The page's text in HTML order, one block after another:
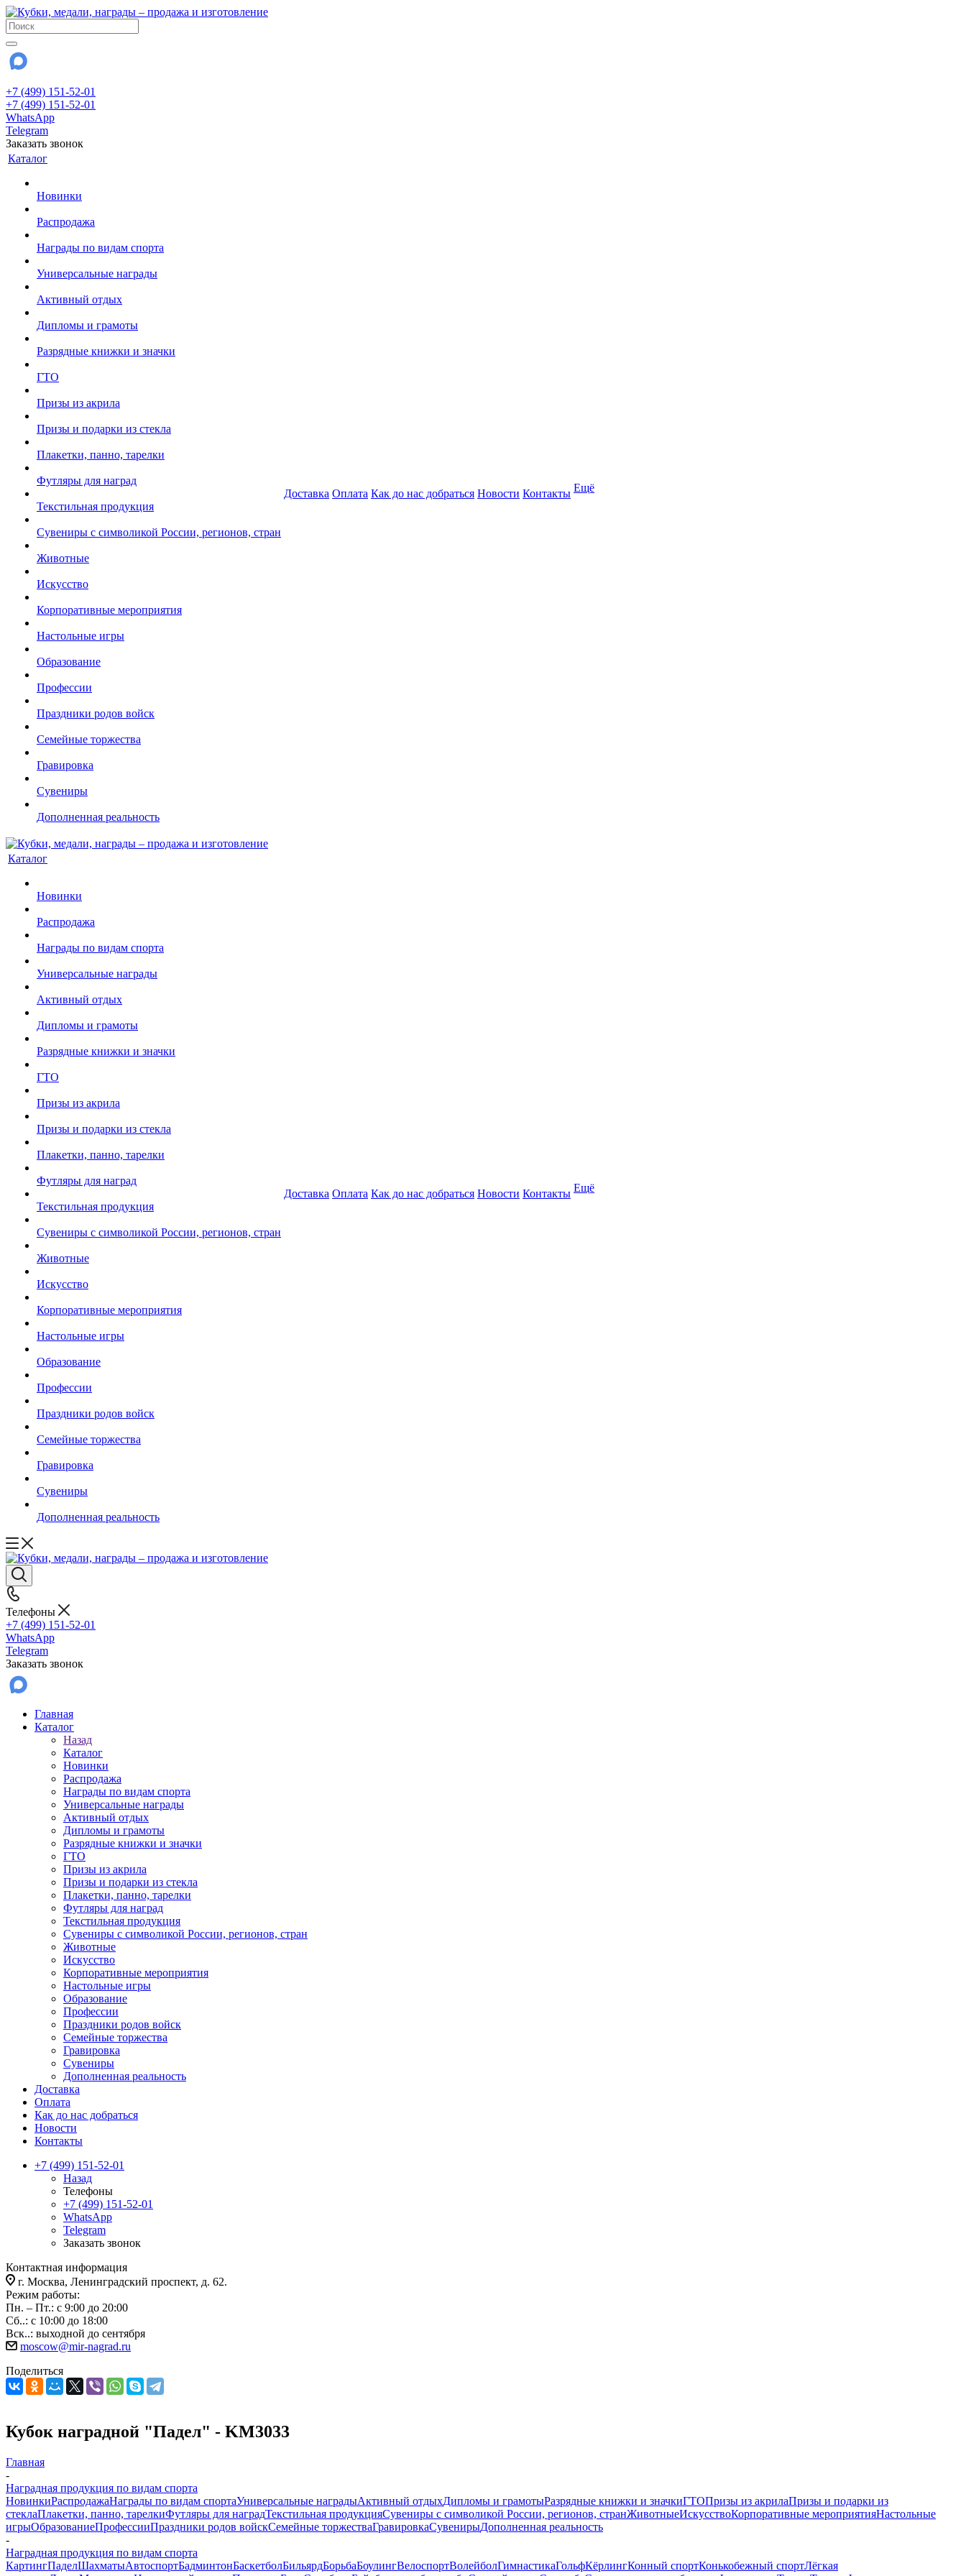
+7 (499) 151-52-01
+7 (499) 151-52-01
WhatsApp
Telegram
Заказать звонок
Каталог
Новинки
Распродажа
Награды по видам спорта
Универсальные награды
Активный отдых
Дипломы и грамоты
Разрядные книжки и значки
ГТО
Призы из акрила
Призы и подарки из стекла
Плакетки, панно, тарелки
Футляры для наград
Текстильная продукция
Сувениры с символикой России, регионов, стран
Животные
Искусство
Корпоративные мероприятия
Настольные игры
Образование
Профессии
Праздники родов войск
Семейные торжества
Гравировка
Сувениры
Дополненная реальность
Доставка Оплата Как до нас добраться Новости Контакты Ещё
Каталог
Новинки
Распродажа
Награды по видам спорта
Универсальные награды
Активный отдых
Дипломы и грамоты
Разрядные книжки и значки
ГТО
Призы из акрила
Призы и подарки из стекла
Плакетки, панно, тарелки
Футляры для наград
Текстильная продукция
Сувениры с символикой России, регионов, стран
Животные
Искусство
Корпоративные мероприятия
Настольные игры
Образование
Профессии
Праздники родов войск
Семейные торжества
Гравировка
Сувениры
Дополненная реальность
Доставка Оплата Как до нас добраться Новости Контакты Ещё
Телефоны
+7 (499) 151-52-01
WhatsApp
Telegram
Заказать звонок
Главная
Каталог
Назад
Каталог
Новинки
Распродажа
Награды по видам спорта
Универсальные награды
Активный отдых
Дипломы и грамоты
Разрядные книжки и значки
ГТО
Призы из акрила
Призы и подарки из стекла
Плакетки, панно, тарелки
Футляры для наград
Текстильная продукция
Сувениры с символикой России, регионов, стран
Животные
Искусство
Корпоративные мероприятия
Настольные игры
Образование
Профессии
Праздники родов войск
Семейные торжества
Гравировка
Сувениры
Дополненная реальность
Доставка
Оплата
Как до нас добраться
Новости
Контакты
+7 (499) 151-52-01
Назад
Телефоны
+7 (499) 151-52-01
WhatsApp
Telegram
Заказать звонок
Контактная информация
г. Москва, Ленинградский проспект, д. 62.
Режим работы:
Пн. – Пт.: с 9:00 до 20:00
Сб..: с 10:00 до 18:00
Вск..: выходной до сентября
moscow@mir-nagrad.ru
Поделиться
Кубок наградной "Падел" - KM3033
Главная
-
Наградная продукция по видам спорта
НовинкиРаспродажаНаграды по видам спортаУниверсальные наградыАктивный отдыхДипломы и грамотыРазрядные книжки и значкиГТОПризы из акрилаПризы и подарки из
стеклаПлакетки, панно, тарелкиФутляры для наградТекстильная продукцияСувениры с символикой России, регионов, странЖивотныеИскусствоКорпоративные мероприятияНастольные
игрыОбразованиеПрофессииПраздники родов войскСемейные торжестваГравировкаСувенирыДополненная реальность
-
Наградная продукция по видам спорта
КартингПаделШахматыАвтоспортБадминтонБаскетболБильярдБорьбаБоулингВелоспортВолейболГимнастикаГольфКёрлингКонный спортКонькобежный спортЛёгкая